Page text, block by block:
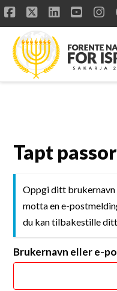
Facebook
X LinkedIn
Tapt
Oppgi ditt brukernavn
motta en e-
du kan tilbakestille
Brukernavn eller e-